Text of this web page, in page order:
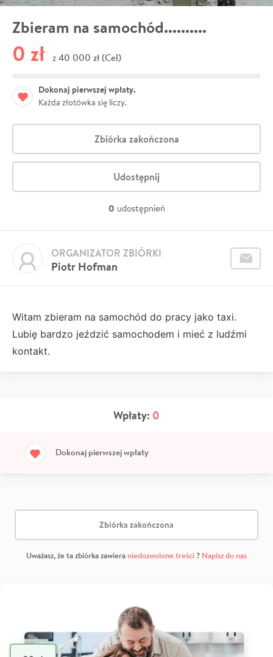
Zbieram na samochód..........
0 zł z 40 000 zł (Cel)
Dokonaj pierwszej wpłaty.
Każda złotówka się liczy.
Zbiórka zakończona
Udostępnij
0 udostępnień
Piotr Hofman
ORGANIZATOR ZBIÓRKI
Witam zbieram na samochód do pracy jako taxi.
Lubię bardzo jeździć samochodem i mieć z ludźmi
kontakt.
Wpłaty: 0
Dokonaj pierwszej wpłaty
Zbiórka zakończona
Uważasz, że ta zbiórka zawiera niedozwolone treści? Napisz do nas